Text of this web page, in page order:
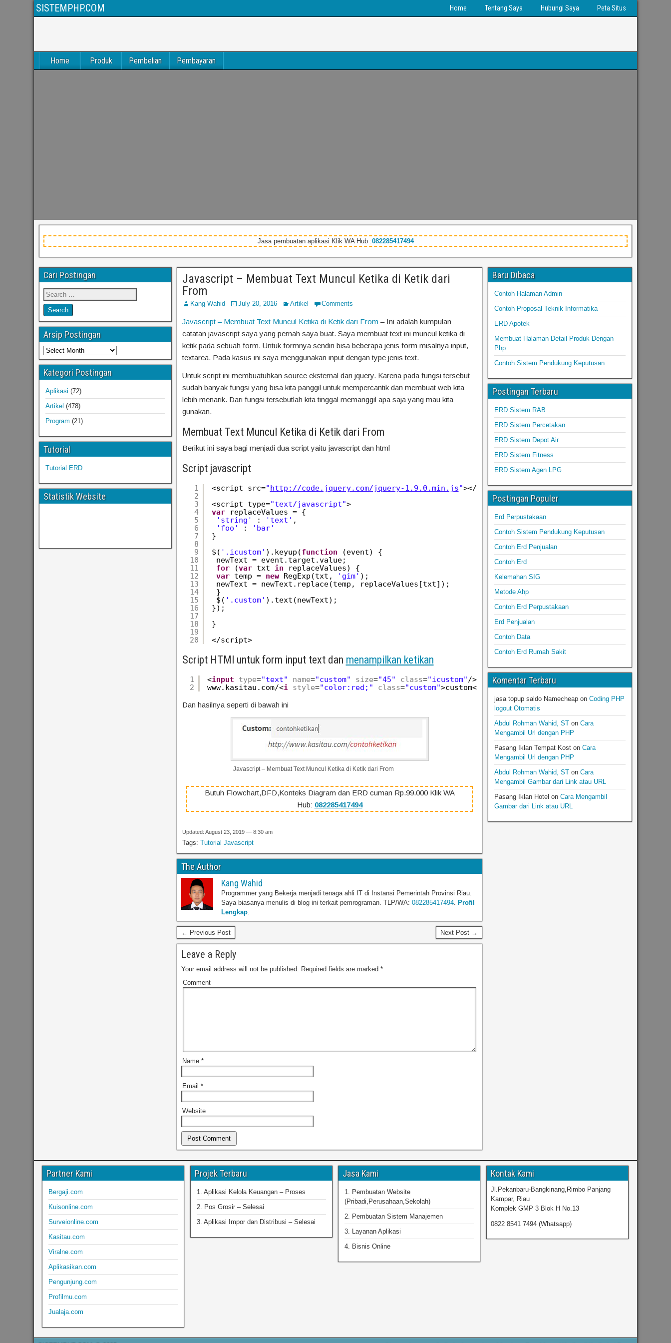
SISTEMPHP.COM Home Tentang Saya Hubungi Saya Peta Situs
Home Produk Pembelian Pembayaran
Jasa pembuatan aplikasi Klik WA Hub :082285417494
Javascript – Membuat Text Muncul Ketika di Ketik dari
From
Kang Wahid July 20, 2016 Artikel Comments
Javascript – Membuat Text Muncul Ketika di Ketik dari From– Ini adalah kumpulan
catatan javascript saya yang pernah saya buat. Saya membuat text ini muncul ketika di
ketik pada sebuah form. Untuk formnya sendiri bisa beberapa jenis form misalnya input,
textarea. Pada kasus ini saya menggunakan input dengan type jenis text.
Untuk script ini membuatuhkan source eksternal dari jquery. Karena pada fungsi tersebut
sudah banyak fungsi yang bisa kita panggil untuk mempercantik dan membuat web kita
lebih menarik. Dari fungsi tersebutlah kita tinggal memanggil apa saja yang mau kita
gunakan.
Membuat Text Muncul Ketika di Ketik dari From
Berikut ini saya bagi menjadi dua script yaitu javascript dan html
Script javascript
1
2
3
4
5
6
7
8
9
10
11
12
13
14
15
16
17
18
19
20
<script src="http://code.jquery.com/jquery-1.9.0.min.js"></script>
<script type="text/javascript">
var
replaceValues = {
'string'
: 'text' ,
'foo'
:
'bar'
}
$( '.icustom' ).keyup(function
(event) {
newText = event.target.value;
for
(var txt in
replaceValues) {
var temp = new RegExp(txt, 'gim' );
newText = newText.replace(temp, replaceValues[txt]);
}
$( '.custom' ).text(newText);
});
}
</script>
Script HTMl untuk form input text dan menampilkan ketikan
1
2
<input type="text" name="custom" size="45" class="icustom"/><
/>
www.kasitau.com/<i style="color:red;" class="custom">custom</ >
Dan hasilnya seperti di bawah ini
Javascript – Membuat Text Muncul Ketika di Ketik dari From
Butuh Flowchart,DFD,Konteks Diagram dan ERD cuman Rp.99.000 Klik WA
Hub: 082285417494
Updated: August 23, 2019 — 8:30 am
Tags: Tutorial Javascript
The Author
Kang Wahid
Programmer yang Bekerja menjadi tenaga ahli IT di Instansi Pemerintah Provinsi Riau.
Saya biasanya menulis di blog ini terkait pemrograman. TLP/WA: 082285417494. Profil
Lengkap.
← Previous Post Next Post →
Leave a Reply
Your email address will not be published. Required fields are marked *
Comment
Name *
Email *
Website
Cari Postingan
Arsip Postingan
Kategori Postingan
Aplikasi (72)
Artikel (478)
Program (21)
Tutorial
Tutorial ERD
Statistik Website
Baru Dibaca
Contoh Halaman Admin
Contoh Proposal Teknik Informatika
ERD Apotek
Membuat Halaman Detail Produk Dengan
Php
Contoh Sistem Pendukung Keputusan
Postingan Terbaru
ERD Sistem RAB
ERD Sistem Percetakan
ERD Sistem Depot Air
ERD Sistem Fitness
ERD Sistem Agen LPG
Postingan Populer
Erd Perpustakaan
Contoh Sistem Pendukung Keputusan
Contoh Erd Penjualan
Contoh Erd
Kelemahan SIG
Metode Ahp
Contoh Erd Perpustakaan
Erd Penjualan
Contoh Data
Contoh Erd Rumah Sakit
Komentar Terbaru
jasa topup saldo Namecheapon Coding PHP
logout Otomatis
Abdul Rohman Wahid, STon Cara
Mengambil Url dengan PHP
Pasang Iklan Tempat Koston Cara
Mengambil Url dengan PHP
Abdul Rohman Wahid, STon Cara
Mengambil Gambar dari Link atau URL
Pasang Iklan Hotel on Cara Mengambil
Gambar dari Link atau URL
Partner Kami
Bergaji.com
Kuisonline.com
Surveionline.com
Kasitau.com
Viralne.com
Aplikasikan.com
Pengunjung.com
Profilmu.com
Jualaja.com
Projek Terbaru
1. Aplikasi Kelola Keuangan – Proses
2. Pos Grosir – Selesai
3. Aplikasi Impor dan Distribusi – Selesai
Jasa Kami
1. Pembuatan Website
(Pribadi,Perusahaan,Sekolah)
2. Pembuatan Sistem Manajemen
3. Layanan Aplikasi
4. Bisnis Online
Kontak Kami
Jl.Pekanbaru-Bangkinang,Rimbo Panjang
Kampar, Riau
Komplek GMP 3 Blok H No.13
0822 8541 7494 (Whatsapp)